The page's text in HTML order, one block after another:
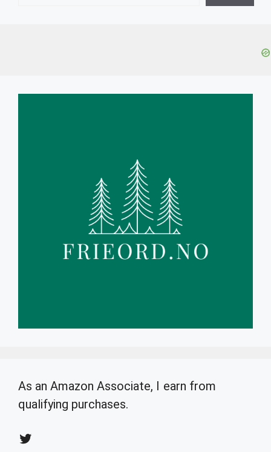
As an Amazon Associate, I earn from
qualifying purchases.
Twitter